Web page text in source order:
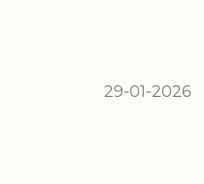
29-01-2026